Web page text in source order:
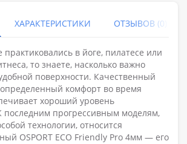
ХАРАКТЕРИСТИКИ ОТЗЫВОВ (0)
в йоге, пилатесе или
то знаете, насколько важно
поверхности. Качественный
определенный комфорт во время
хороший уровень
последним прогрессивным моделям,
технологии, относится
OSPORT ECO Friendly Pro 4мм — его